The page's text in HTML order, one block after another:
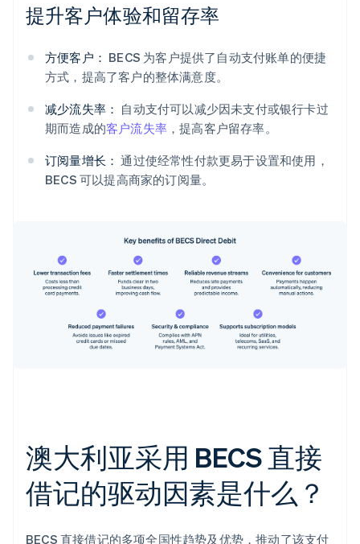
提升客户体验和留存率
方便客户： BECS 为客户提供了自动支付账单的便捷
方式，提高了客户的整体满意度。
减少流失率： 自动支付可以减少因未支付或银行卡过
期而造成的客户流失率 ，提高客户留存率。
订阅量增长： 通过使经常性付款更易于设置和使用，
BECS 可以提高商家的订阅量。
澳大利亚采用 BECS 直接
借记的驱动因素是什么？
BECS 直接借记的多项全国性趋势及优势，推动了该支付